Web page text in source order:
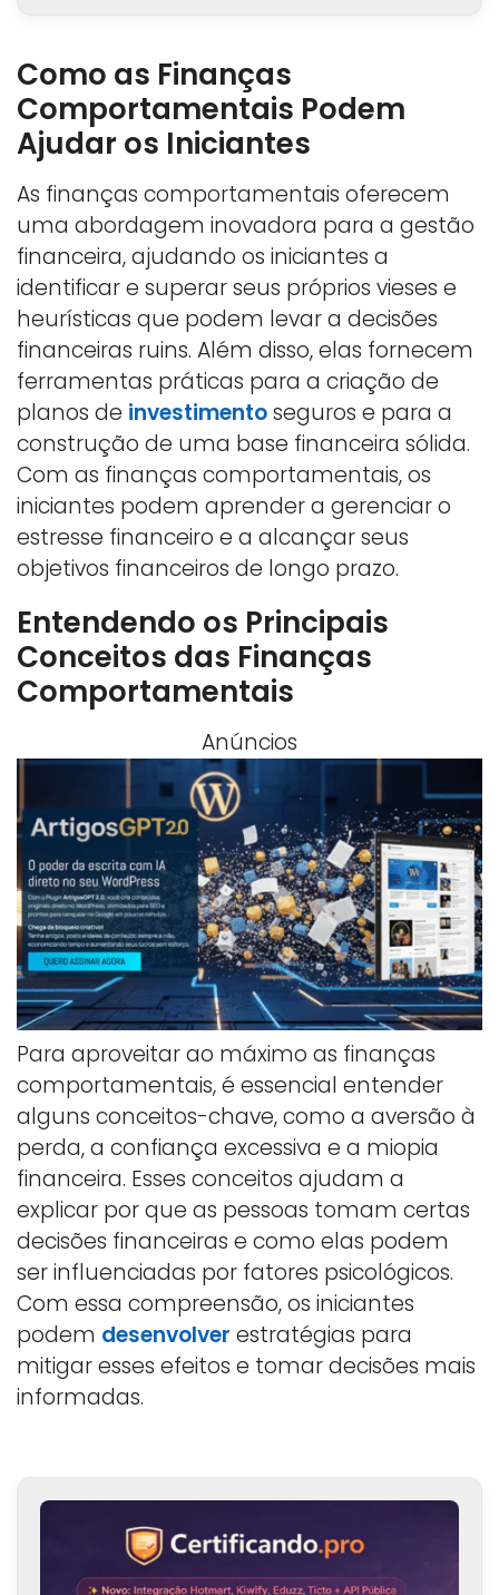
Como as Finanças
Comportamentais Podem
Ajudar os Iniciantes
As finanças comportamentais oferecem
uma abordagem inovadora para a gestão
financeira, ajudando os iniciantes a
identificar e superar seus próprios vieses e
heurísticas que podem levar a decisões
financeiras ruins. Além disso, elas fornecem
ferramentas práticas para a criação de
planos de investimentoseguros e para a
construção de uma base financeira sólida.
Com as finanças comportamentais, os
iniciantes podem aprender a gerenciar o
estresse financeiro e a alcançar seus
objetivos financeiros de longo prazo.
Entendendo os Principais
Conceitos das Finanças
Comportamentais
Anúncios
Para aproveitar ao máximo as finanças
comportamentais, é essencial entender
alguns conceitos-chave, como a aversão à
perda, a confiança excessiva e a miopia
financeira. Esses conceitos ajudam a
explicar por que as pessoas tomam certas
decisões financeiras e como elas podem
ser influenciadas por fatores psicológicos.
Com essa compreensão, os iniciantes
podem desenvolver estratégias para
mitigar esses efeitos e tomar decisões mais
informadas.